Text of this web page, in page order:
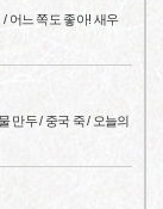
/ 어느 쪽도 좋아! 새우
만두 / 중국 죽 / 오늘의